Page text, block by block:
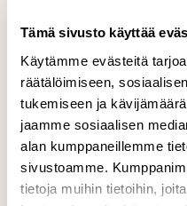
Tämä sivusto käyttää
Käytämme evästeitä
räätälöimiseen,
tukemiseen ja
jaamme sosiaalisen
alan kumppaneillemme
sivustoamme.
tietoja muihin tietoihin,